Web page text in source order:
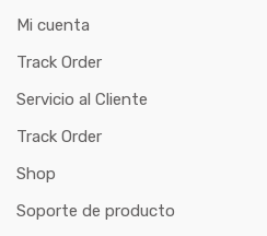
Mi cuenta
Track Order
Servicio al Cliente
Track Order
Shop
Soporte de producto